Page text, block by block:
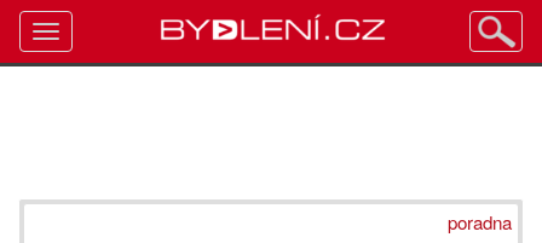
poradna
Toggle
navigation